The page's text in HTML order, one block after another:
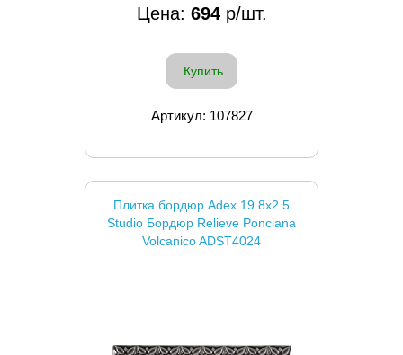
Цена: 694р/шт.
Купить
Артикул: 107827
Плитка бордюр Adex 19.8x2.5
Studio Бордюр Relieve Ponciana
Volcanico ADST4024